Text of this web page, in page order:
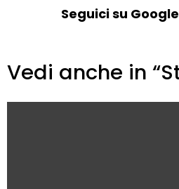
Seguici su
Vedi anche in